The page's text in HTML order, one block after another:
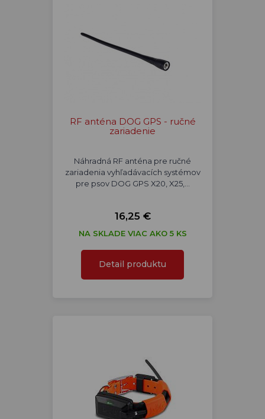
RF anténa DOG GPS - ručné
zariadenie
Náhradná RF anténa pre ručné
zariadenia vyhľadávacích systémov
pre psov DOG GPS X20, X25,…
16,25 €
NA SKLADE VIAC AKO 5 KS
Detail produktu